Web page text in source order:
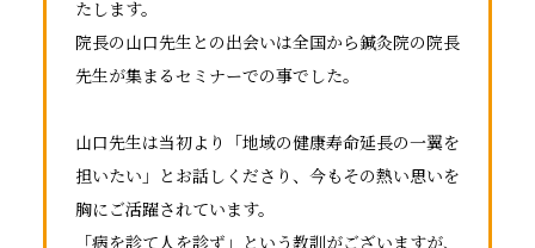
たします。
院長の山口先生との出会いは全国から鍼灸院の院長
先生が集まるセミナーでの事でした。
山口先生は当初より「地域の健康寿命延長の一翼を
担いたい」とお話しくださり、今もその熱い思いを
胸にご活躍されています。
「病を診て人を診ず」という教訓がございますが、